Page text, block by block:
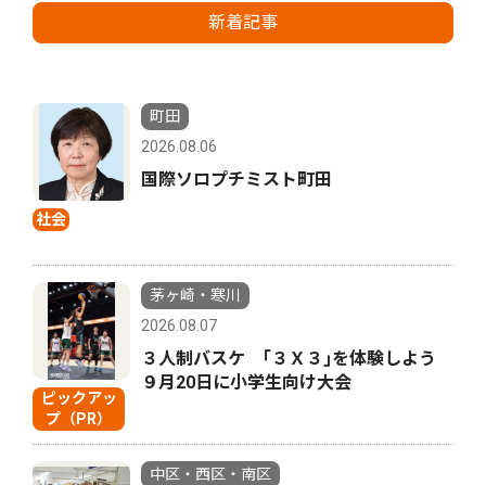
新着記事
社会
町田
2026.08.06
国際ソロプチミスト町田
ピックアッ
プ（PR）
茅ヶ崎・寒川
2026.08.07
３人制バスケ ｢３Ｘ３｣を体験しよう
９月20日に小学生向け大会
中区・西区・南区